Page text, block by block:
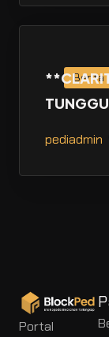
Berita
pediadmin
Portal